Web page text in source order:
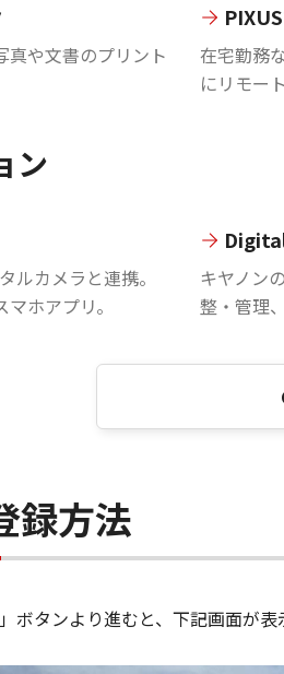
真や文書のプリント
在宅勤務
にリモー
ン
ルカメラと連携。
ホアプリ。
キヤノン
整・管理
録方法
ボタンより進むと、下記画面が表